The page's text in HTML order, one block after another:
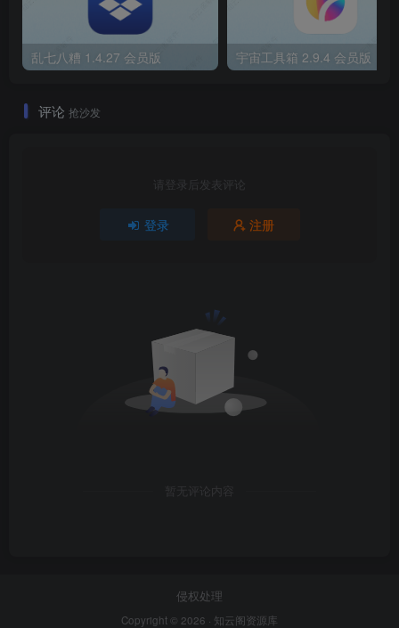
乱七八糟 1.4.27 会员版 宇宙工具箱 2.9.4 会员版
评论 抢沙发
请登录后发表评论
登录 注册
暂无评论内容
侵权处理
Copyright © 2026 · 知云阁资源库